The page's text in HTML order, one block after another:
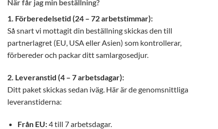
När får jag min beställning?
1. Förberedelsetid (24 – 72 arbetstimmar):
Så snart vi mottagit din beställning skickas den till
partnerlagret (EU, USA eller Asien) som kontrollerar,
förbereder och packar ditt samlargosedjur.
2. Leveranstid (4 – 7 arbetsdagar):
Ditt paket skickas sedan iväg. Här är de genomsnittliga
leveranstiderna:
Från EU:4 till 7 arbetsdagar.